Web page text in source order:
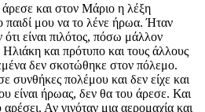
και στον Μάριο η λέξη
μου να το λένε ήρωα. Ήταν
ότι είναι πιλότος, πόσω μάλλον
και πρότυπο και τους άλλους
δεν σκοτώθηκε στον πόλεμο.
συνθήκες πολέμου και δεν είχε και
είναι ήρωας, δεν θα του άρεσε. Και
Αν γινόταν μια αερομαχία και